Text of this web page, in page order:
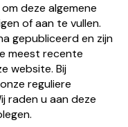
deze algemene
of aan te vullen.
gepubliceerd en zijn
meest recente
website. Bij
reguliere
raden u aan deze